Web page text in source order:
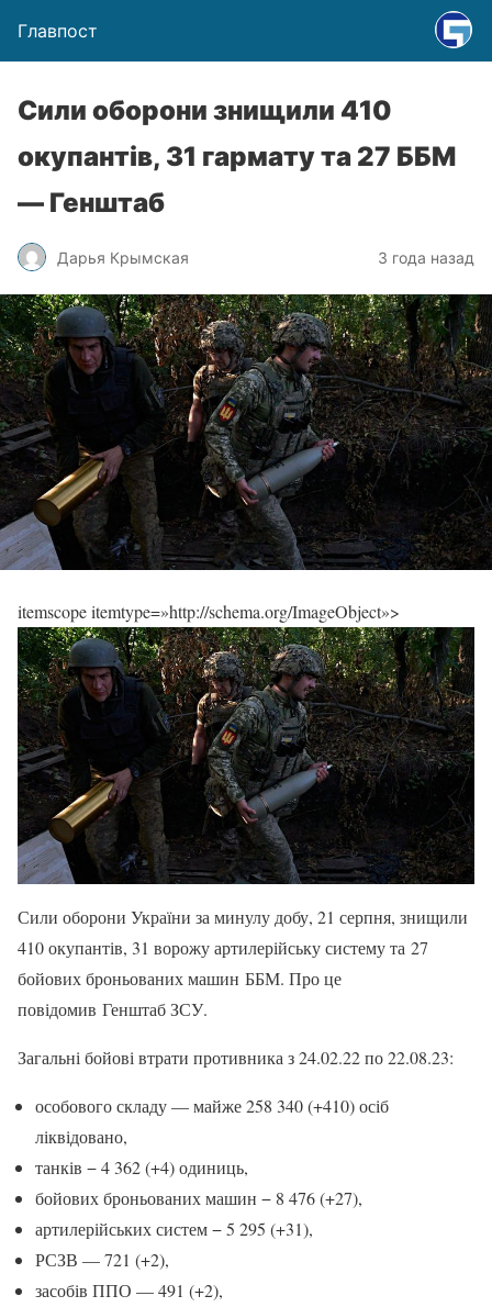
Главпост
Сили оборони знищили 410
окупантів, 31 гармату та 27 ББМ
— Генштаб
Дарья Крымская 3 года назад
itemscope itemtype=»http://schema.org/ImageObject»>
Сили оборони України за минулу добу, 21 серпня, знищили
410 окупантів, 31 ворожу артилерійську систему та 27
бойових броньованих машин ББМ. Про це
повідомив Генштаб ЗСУ.
Загальні бойові втрати противника з 24.02.22 по 22.08.23:
особового складу — майже 258 340 (+410) осіб
ліквідовано,
танків − 4 362 (+4) одиниць,
бойових броньованих машин − 8 476 (+27),
артилерійських систем − 5 295 (+31),
РСЗВ — 721 (+2),
засобів ППО — 491 (+2),